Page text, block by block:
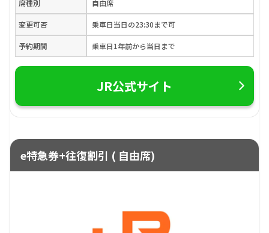
席種別
自由席
変更可否 乗車日当日の23:30まで可
予約期間 乗車日1年前から当日まで
JR公式サイト
e特急券+往復割引 ( 自由席)